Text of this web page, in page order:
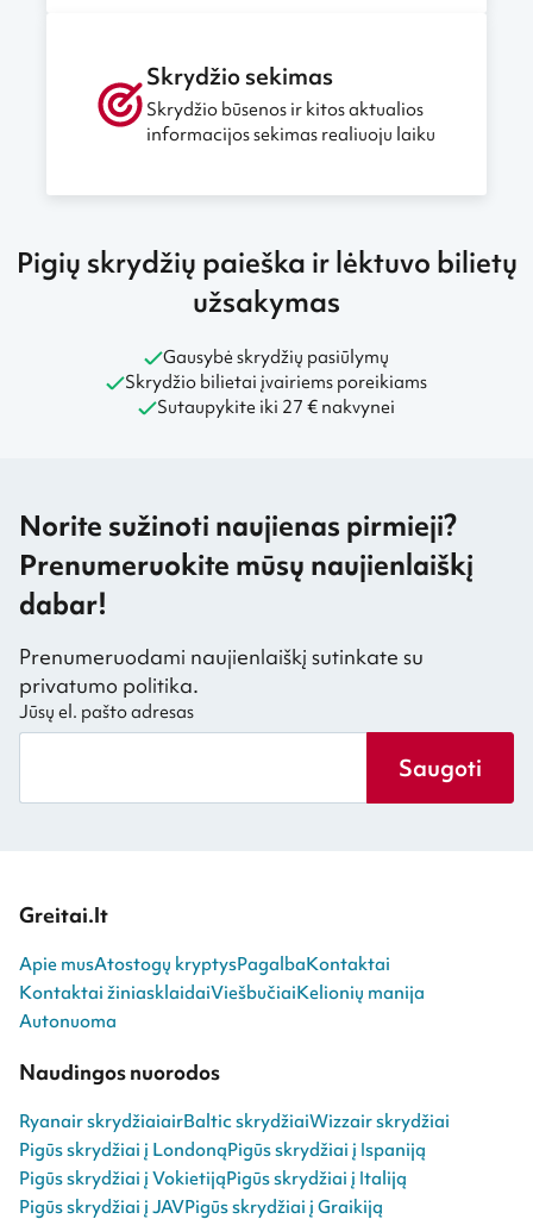
Skrydžio sekimas
Skrydžio būsenos ir kitos aktualios
informacijos sekimas realiuoju laiku
Pigių skrydžių paieška ir lėktuvo bilietų
užsakymas
Gausybė skrydžių pasiūlymų
Skrydžio bilietai įvairiems poreikiams
Sutaupykite iki 27 € nakvynei
Norite sužinoti naujienas pirmieji?
Prenumeruokite mūsų naujienlaiškį
dabar!
Prenumeruodami naujienlaiškį sutinkate su
privatumo politika.
Jūsų el. pašto adresas
Saugoti
Greitai.lt
Apie musAtostogų kryptysPagalbaKontaktai
Kontaktai žiniasklaidaiViešbučiaiKelionių manija
Autonuoma
Naudingos nuorodos
Ryanair skrydžiaiairBaltic skrydžiaiWizzair skrydžiai
Pigūs skrydžiai į LondonąPigūs skrydžiai į Ispaniją
Pigūs skrydžiai į VokietijąPigūs skrydžiai į Italiją
Pigūs skrydžiai į JAVPigūs skrydžiai į Graikiją